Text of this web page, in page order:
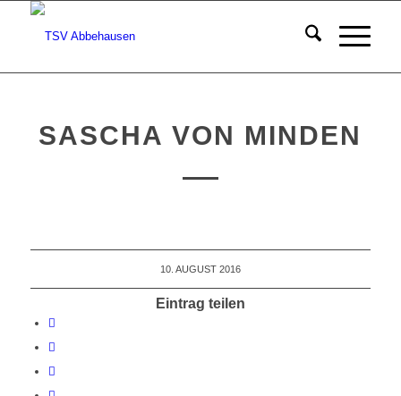
SASCHA VON MINDEN
10. AUGUST 2016
Eintrag teilen